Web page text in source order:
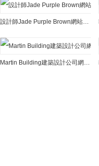
設計師Jade Purple Brown網站設計
Martin Building建築設計公司網站設計